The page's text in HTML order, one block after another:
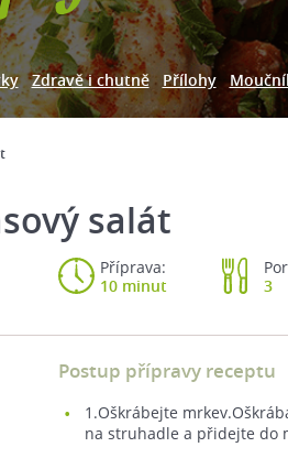
Zdravě i chutně Přílohy
salát
Příprava:
10 minut
3
Postup přípravy receptu
1.Oškrábejte
na struhadle a přidejte do